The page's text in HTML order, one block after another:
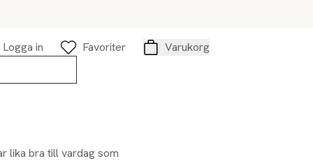
Logga in
Favoriter
Varukorg
lika bra till vardag som